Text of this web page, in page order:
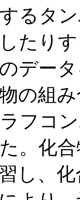
るタ
たり
デー
の組
フコ
。化
し、